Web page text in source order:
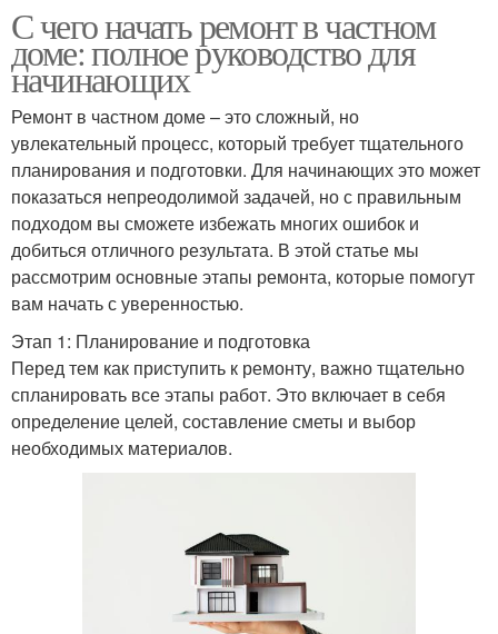
С чего начать ремонт в частном
доме: полное руководство для
начинающих
Ремонт в частном доме – это сложный, но
увлекательный процесс, который требует тщательного
планирования и подготовки. Для начинающих это может
показаться непреодолимой задачей, но с правильным
подходом вы сможете избежать многих ошибок и
добиться отличного результата. В этой статье мы
рассмотрим основные этапы ремонта, которые помогут
вам начать с уверенностью.
Этап 1: Планирование и подготовка
Перед тем как приступить к ремонту, важно тщательно
спланировать все этапы работ. Это включает в себя
определение целей, составление сметы и выбор
необходимых материалов.